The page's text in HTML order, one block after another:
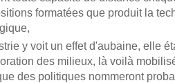
formatées que produit la
y voit un effet d'aubaine, elle
des milieux, là voilà
des politiques nommeront